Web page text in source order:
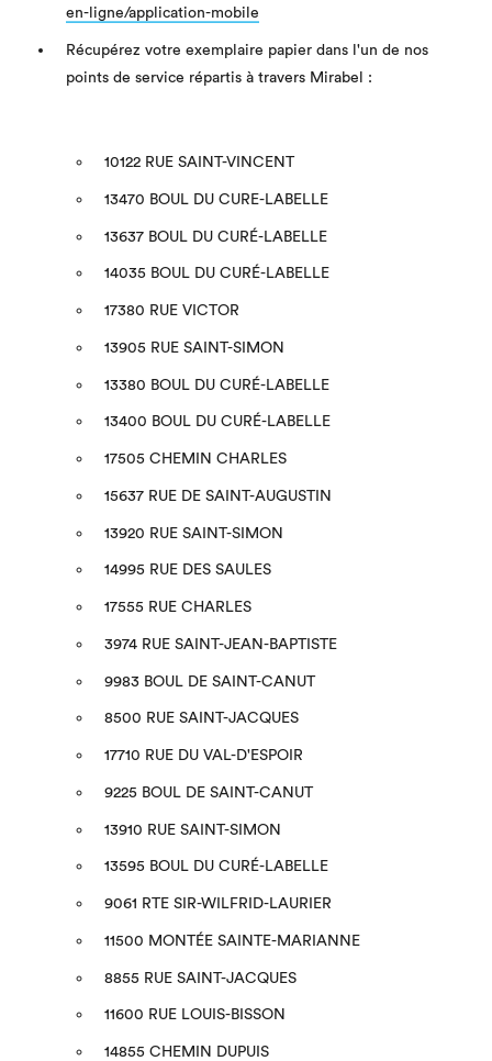
en-ligne/application-mobile
Récupérez votre exemplaire papier dans l'un de nos
points de service répartis à travers Mirabel :
10122 RUE SAINT-VINCENT
13470 BOUL DU CURE-LABELLE
13637 BOUL DU CURÉ-LABELLE
14035 BOUL DU CURÉ-LABELLE
17380 RUE VICTOR
13905 RUE SAINT-SIMON
13380 BOUL DU CURÉ-LABELLE
13400 BOUL DU CURÉ-LABELLE
17505 CHEMIN CHARLES
15637 RUE DE SAINT-AUGUSTIN
13920 RUE SAINT-SIMON
14995 RUE DES SAULES
17555 RUE CHARLES
3974 RUE SAINT-JEAN-BAPTISTE
9983 BOUL DE SAINT-CANUT
8500 RUE SAINT-JACQUES
17710 RUE DU VAL-D'ESPOIR
9225 BOUL DE SAINT-CANUT
13910 RUE SAINT-SIMON
13595 BOUL DU CURÉ-LABELLE
9061 RTE SIR-WILFRID-LAURIER
11500 MONTÉE SAINTE-MARIANNE
8855 RUE SAINT-JACQUES
11600 RUE LOUIS-BISSON
14855 CHEMIN DUPUIS